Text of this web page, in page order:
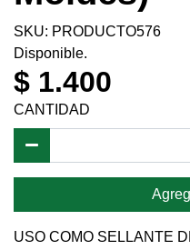
SKU: PRODUCTO576
Disponible.
$ 1.400
CANTIDAD
USO COMO SELLANTE